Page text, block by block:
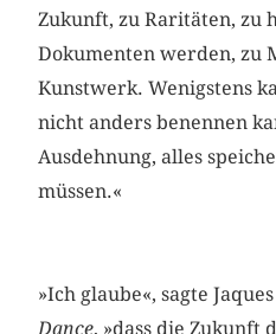
Zukunft, zu Raritäten, zu
Dokumenten werden, zu
Kunstwerk. Wenigstens
nicht anders benennen
Ausdehnung, alles
müssen.«
»Ich glaube«, sagte
Dance, »dass die Zukunft